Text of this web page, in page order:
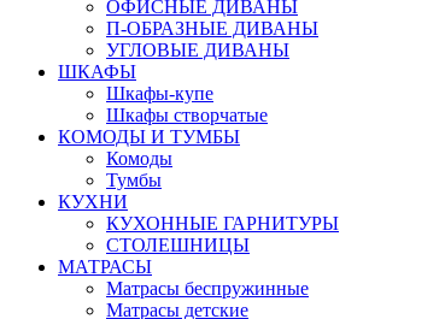
ОФИСНЫЕ ДИВАНЫ
П-ОБРАЗНЫЕ ДИВАНЫ
УГЛОВЫЕ ДИВАНЫ
ШКАФЫ
Шкафы-купе
Шкафы створчатые
КОМОДЫ И ТУМБЫ
Комоды
Тумбы
КУХНИ
КУХОННЫЕ ГАРНИТУРЫ
СТОЛЕШНИЦЫ
МАТРАСЫ
Матрасы беспружинные
Матрасы детские